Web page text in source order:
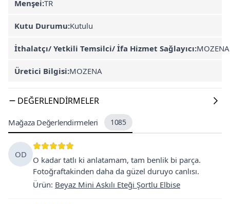
Menşei:TR
Kutu Durumu:Kutulu
İthalatçı/ Yetkili Temsilci/ İfa Hizmet Sağlayıcı:MOZENA
Üretici Bilgisi:MOZENA
DEĞERLENDIRMELER
Mağaza Değerlendirmeleri 1085
OD
O kadar tatlı ki anlatamam, tam benlik bi parça.
Fotoğraftakinden daha da güzel duruyo canlısı.
Ürün: Beyaz Mini Askılı Eteği Şortlu Elbise